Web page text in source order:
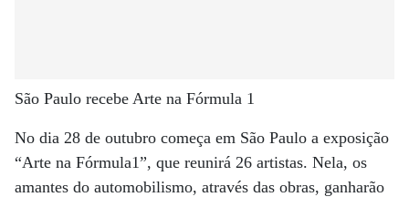
São Paulo recebe Arte na Fórmula 1
No dia 28 de outubro começa em São Paulo a exposição
“Arte na Fórmula1”, que reunirá 26 artistas. Nela, os
amantes do automobilismo, através das obras, ganharão